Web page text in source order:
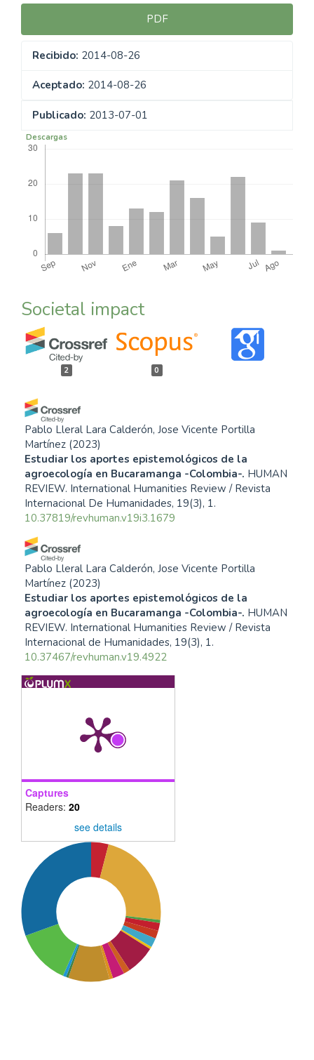
PDF
Recibido: 2014-08-26
Aceptado: 2014-08-26
Publicado: 2013-07-01
Descargas
Societal impact
2 0
Pablo Lleral Lara Calderón, Jose Vicente Portilla
Martínez (2023)
Estudiar los aportes epistemológicos de la
agroecología en Bucaramanga -Colombia-. HUMAN
REVIEW. International Humanities Review / Revista
Internacional De Humanidades, 19(3), 1.
10.37819/revhuman.v19i3.1679
Pablo Lleral Lara Calderón, Jose Vicente Portilla
Martínez (2023)
Estudiar los aportes epistemológicos de la
agroecología en Bucaramanga -Colombia-. HUMAN
REVIEW. International Humanities Review / Revista
Internacional de Humanidades, 19(3), 1.
10.37467/revhuman.v19.4922
Captures
Readers: 20
see details